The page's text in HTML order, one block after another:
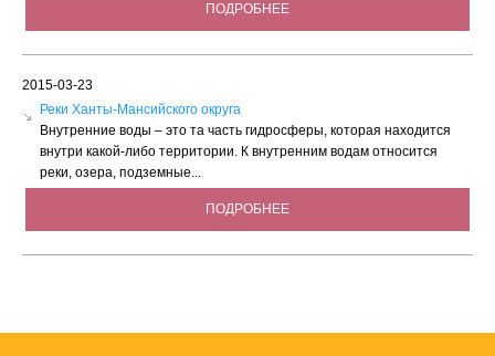
ПОДРОБНЕЕ
2015-03-23
Реки Ханты-Мансийского округа
Внутренние воды – это та часть гидросферы, которая находится
внутри какой-либо территории. К внутренним водам относится
реки, озера, подземные...
ПОДРОБНЕЕ